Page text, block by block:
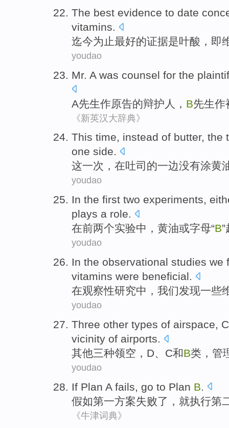
The best evidence to date
vitamins.
迄今为止最好的证据是叶酸 ，即
youdao
Mr. A was counsel for the
A先生作原告的辩护人 ， B先生作
《新英汉大辞典》
This time, instead of butter, the
one side.
这一次 ， 在吐司 的一边没有涂黄
youdao
In the first two experiments,
plays a role.
在前两个实验中 ， 黄油或字母“B”
youdao
In the observational studies we
vitamins were beneficial.
在观察性研究中， 我们发现一些
youdao
Three other types of airspace,
vicinity of airports.
其他三种领空 ， D、 C和B类 ， 管
youdao
If Plan A fails go to Plan B
假如第一方案失败了 ， 就执行第
《牛津词典》